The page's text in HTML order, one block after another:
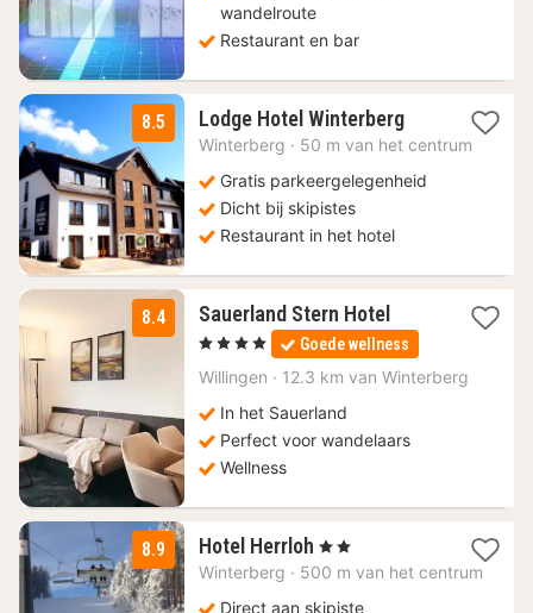
wandelroute
Restaurant en bar
8.5 Lodge Hotel Winterberg1
nacht
92
Winterberg · 50 m van het centrum
Gratis parkeergelegenheid
Dicht bij skipistes
Restaurant in het hotel
8.4 Sauerland Stern Hotel2
nachten
vanaf
99,50
, 4 Sterren Goede wellness
Willingen · 12.3 km van Winterberg
In het Sauerland
Perfect voor wandelaars
Wellness
8.9 Hotel Herrloh 1
nacht
, 2 Sterren
Winterberg · 500 m van het centrum
Direct aan skipiste